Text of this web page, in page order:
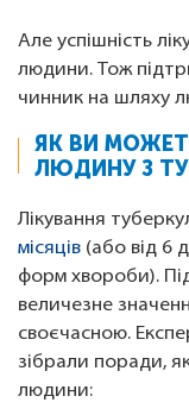
Але успішність
людини. Тож
чинник на шляху
ЯК ВИ
ЛЮДИНУ З
Лікування
місяців (або від 6
форм хвороби).
величезне
своєчасною.
зібрали поради,
людини: